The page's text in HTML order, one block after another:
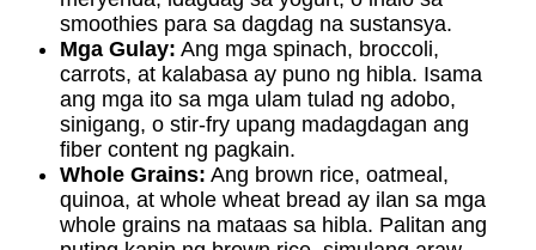
smoothies para sa dagdag na sustansya.
Mga Gulay: Ang mga spinach, broccoli,
carrots, at kalabasa ay puno ng hibla. Isama
ang mga ito sa mga ulam tulad ng adobo,
sinigang, o stir-fry upang madagdagan ang
fiber content ng pagkain.
Whole Grains: Ang brown rice, oatmeal,
quinoa, at whole wheat bread ay ilan sa mga
whole grains na mataas sa hibla. Palitan ang